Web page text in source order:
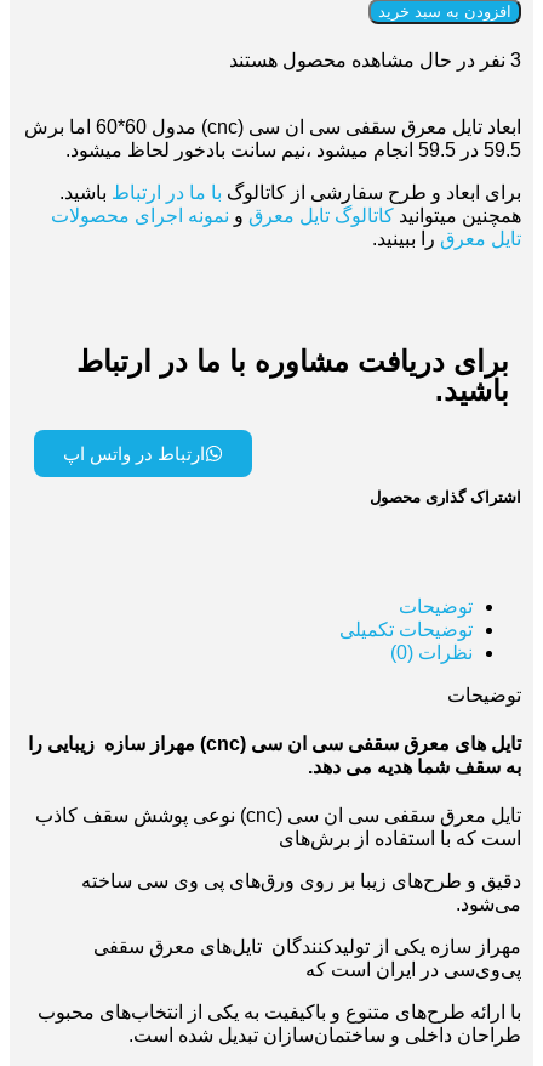
افزودن به سبد خرید
3 نفر در حال مشاهده محصول هستند
ابعاد تایل معرق سقفی سی ان سی (cnc) مدول 60*60 اما برش
59.5 در 59.5 انجام میشود ،نیم سانت بادخور لحاظ میشود.
برای ابعاد و طرح سفارشی از کاتالوگ با ما در ارتباط باشید.
همچنین میتوانید کاتالوگ تایل معرق و نمونه اجرای محصولات
تایل معرق را ببینید.
برای دریافت مشاوره با ما در ارتباط
باشید.
ارتباط در واتس اپ
اشتراک گذاری محصول
توضیحات
توضیحات تکمیلی
نظرات (0)
توضیحات
تایل های معرق سقفی سی ان سی (cnc) مهراز سازه زیبایی را
به سقف شما هدیه می دهد.
تایل معرق سقفی سی ان سی (cnc) نوعی پوشش سقف کاذب
است که با استفاده از برش‌های
دقیق و طرح‌های زیبا بر روی ورق‌های پی وی سی ساخته
می‌شود.
مهراز سازه یکی از تولیدکنندگان تایل‌های معرق سقفی
پی‌وی‌سی در ایران است که
با ارائه طرح‌های متنوع و باکیفیت به یکی از انتخاب‌های محبوب
طراحان داخلی و ساختمان‌سازان تبدیل شده است.